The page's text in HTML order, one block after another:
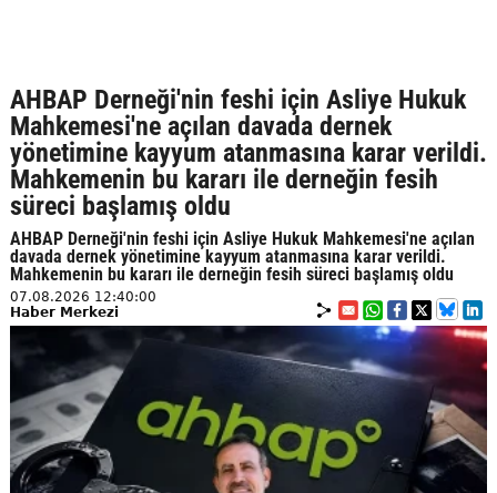
AHBAP Derneği'nin feshi için Asliye Hukuk
Mahkemesi'ne açılan davada dernek
yönetimine kayyum atanmasına karar verildi.
Mahkemenin bu kararı ile derneğin fesih
süreci başlamış oldu
AHBAP Derneği'nin feshi için Asliye Hukuk Mahkemesi'ne açılan
davada dernek yönetimine kayyum atanmasına karar verildi.
Mahkemenin bu kararı ile derneğin fesih süreci başlamış oldu
07.08.2026 12:40:00
Haber Merkezi